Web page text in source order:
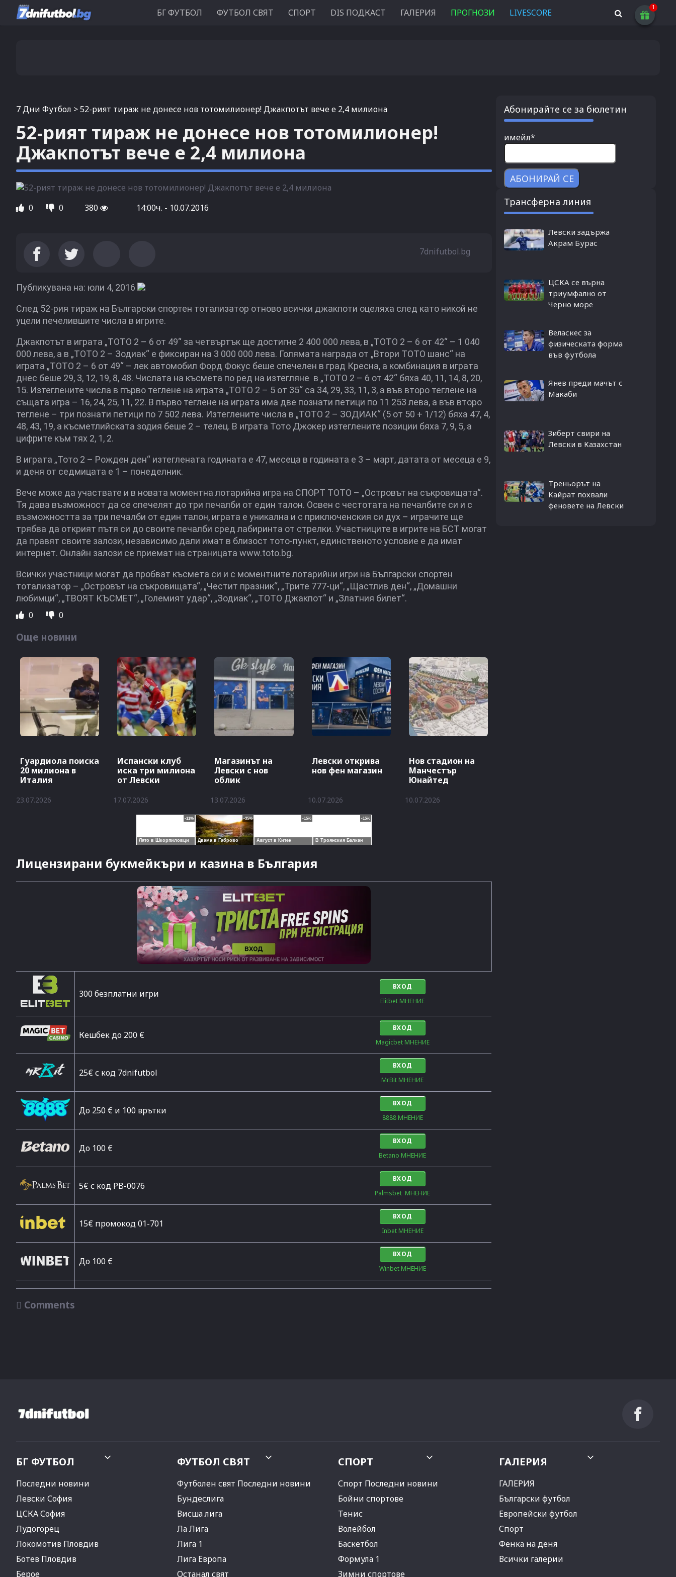
БГ ФУТБОЛ ФУТБОЛ СВЯТ СПОРТ DIS ПОДКАСТ ГАЛЕРИЯ ПРОГНОЗИ LIVESCORE
7 Дни Футбол >52-рият тираж не донесе нов тотомилионер! Джакпотът вече е 2,4 милиона
52-рият тираж не донесе нов тотомилионер!
Джакпотът вече е 2,4 милиона
0 0 380 14:00ч. - 10.07.2016
7dnifutbol.bg
Публикувана на: юли 4, 2016
След 52-рия тираж на Български спортен тотализатор отново всички джакпоти оцеляха след като никой не
уцели печелившите числа в игрите.
Джакпотът в играта „ТОТО 2 – 6 от 49“ за четвъртък ще достигне 2 400 000 лева, в „ТОТО 2 – 6 от 42“ – 1 040
000 лева, а в „ТОТО 2 – Зодиак“ е фиксиран на 3 000 000 лева. Голямата награда от „Втори ТОТО шанс“ на
играта „ТОТО 2 – 6 от 49“ – лек автомобил Форд Фокус беше спечелен в град Кресна, а комбинация в играта
днес беше 29, 3, 12, 19, 8, 48. Числата на късмета по ред на изтегляне в „ТОТО 2 – 6 от 42“ бяха 40, 11, 14, 8, 20,
15. Изтеглените числа в първо теглене на играта „ТОТО 2 – 5 от 35“ са 34, 29, 33, 11, 3, а във второ теглене на
същата игра – 16, 24, 25, 11, 22. В първо теглене на играта има две познати петици по 11 253 лева, а във второ
теглене – три познати петици по 7 502 лева. Изтеглените числа в „ТОТО 2 – ЗОДИАК“ (5 от 50 + 1/12) бяха 47, 4,
48, 43, 19, а късметлийската зодия беше 2 – телец. В играта Тото Джокер изтеглените позиции бяха 7, 9, 5, а
цифрите към тях 2, 1, 2.
В играта „Тото 2 – Рожден ден“ изтеглената годината е 47, месеца в годината е 3 – март, датата от месеца е 9,
и деня от седмицата е 1 – понеделник.
Вече може да участвате и в новата моментна лотарийна игра на СПОРТ ТОТО – „Островът на съкровищата“.
Тя дава възможност да се спечелят до три печалби от един талон. Освен с честотата на печалбите си и с
възможността за три печалби от един талон, играта е уникална и с приключенския си дух – играчите ще
трябва да открият пътя си до своите печалби сред лабиринта от стрелки. Участниците в игрите на БСТ могат
да правят своите залози, независимо дали имат в близост тото-пункт, единственото условие е да имат
интернет. Онлайн залози се приемат на страницата www.toto.bg.
Всички участници могат да пробват късмета си и с моментните лотарийни игри на Български спортен
тотализатор – „Островът на съкровищата“, „Честит празник“, „Трите 777-ци“, „Щастлив ден“, „Домашни
любимци“, „ТВОЯТ КЪСМЕТ“, „Големият удар“, „Зодиак“, „ТОТО Джакпот“ и „Златния билет“.
0 0
Още новини
Гуардиола поиска
20 милиона в
Италия
23.07.2026
Испански клуб
иска три милиона
от Левски
17.07.2026
Магазинът на
Левски с нов
облик
13.07.2026
Левски открива
нов фен магазин
10.07.2026
Нов стадион на
Манчестър
Юнайтед
10.07.2026
Лицензирани букмейкъри и казина в България
300 безплатни игри
ВХОД
Elitbet МНЕНИЕ
Кешбек до 200 €
ВХОД
Magicbet МНЕНИЕ
25€ с код 7dnifutbol
ВХОД
MrBit МНЕНИЕ
До 250 € и 100 врътки
ВХОД
8888 МНЕНИЕ
Дo 100 €
ВХОД
Betano МНЕНИЕ
5€ с код PB-0076
ВХОД
Palmsbet  МНЕНИЕ
15€ промокод 01-701
ВХОД
Inbet МНЕНИЕ
До 100 €
ВХОД
Winbet МНЕНИЕ
 Comments
Абонирайте се за бюлетин
имейл*
Трансферна линия
Левски задържа
Акрам Бурас
ЦСКА се върна
триумфално от
Черно море
Веласкес за
физическата форма
във футбола
Янев преди мачът с
Макаби
Зиберт свири на
Левски в Казахстан
Треньорът на
Кайрат похвали
феновете на Левски
БГ ФУТБОЛ
Последни новини
Левски София
ЦСКА София
Лудогорец
Локомотив Пловдив
Ботев Пловдив
Берое
ФУТБОЛ СВЯТ
Футболен свят Последни новини
Бундеслига
Висша лига
Ла Лига
Лига 1
Лига Европа
Останал свят
СПОРТ
Спорт Последни новини
Бойни спортове
Тенис
Волейбол
Баскетбол
Формула 1
Зимни спортове
ГАЛЕРИЯ
ГАЛЕРИЯ
Български футбол
Европейски футбол
Спорт
Фенка на деня
Всички галерии